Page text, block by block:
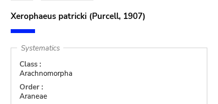
Xerophaeus patricki (Purcell, 1907)
Systematics
Class :
Arachnomorpha
Order :
Araneae